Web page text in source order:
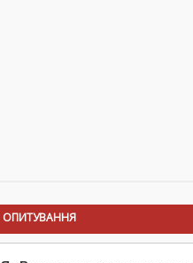
ОПИТУВАННЯ